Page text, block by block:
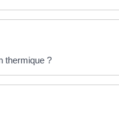
thermique ?